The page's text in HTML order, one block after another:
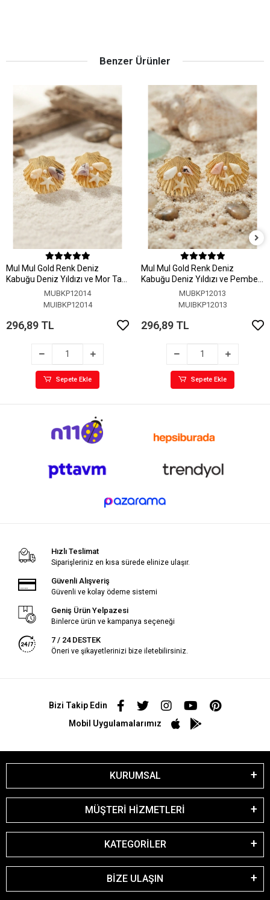
Benzer Ürünler
MuI MuI Gold Renk Deniz
Kabuğu Deniz Yıldızı ve Mor Taş
Detaylı KüpeMUBKP12014
MUIBKP12014
296,89 TL
Sepete Ekle
MuI MuI Gold Renk Deniz
Kabuğu Deniz Yıldızı ve Pembe
Taş Detaylı Küpe
MUBKP12013
MUIBKP12013
296,89 TL
Sepete Ekle
Hızlı Teslimat
Siparişleriniz en kısa sürede elinize ulaşır.
Güvenli Alışveriş
Güvenli ve kolay ödeme sistemi
Geniş Ürün Yelpazesi
Binlerce ürün ve kampanya seçeneği
7 / 24 DESTEK
Öneri ve şikayetlerinizi bize iletebilirsiniz.
Bizi Takip Edin
Mobil Uygulamalarımız
KURUMSAL
MÜŞTERİ HİZMETLERİ
KATEGORİLER
BİZE ULAŞIN